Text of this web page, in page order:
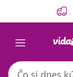
Predchádzajúce